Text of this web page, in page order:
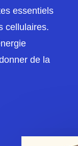
essentiels
cellulaires.
de la